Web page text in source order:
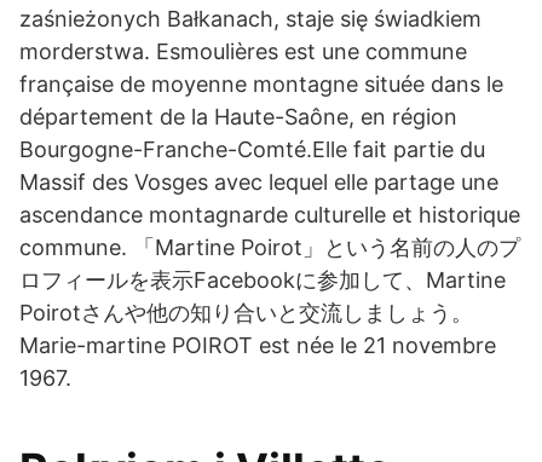
zaśnieżonych Bałkanach, staje się świadkiem
morderstwa. Esmoulières est une commune
française de moyenne montagne située dans le
département de la Haute-Saône, en région
Bourgogne-Franche-Comté.Elle fait partie du
Massif des Vosges avec lequel elle partage une
ascendance montagnarde culturelle et historique
commune. 「Martine Poirot」という名前の人のプ
ロフィールを表示Facebookに参加して、Martine
Poirotさんや他の知り合いと交流しましょう。
Marie-martine POIROT est née le 21 novembre
1967.